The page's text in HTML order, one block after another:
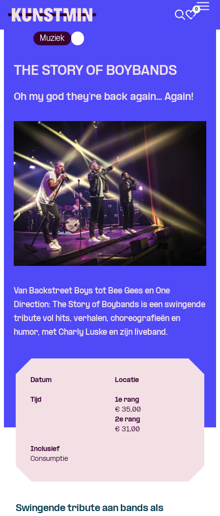
Skip navigatie
0
Muziek
THE STORY OF BOYBANDS
Oh my god they’re back again… Again!
Van Backstreet Boys tot Bee Gees en One
Direction: The Story of Boybands is een swingende
tribute vol hits, verhalen, choreografieën en
humor, met Charly Luske en zijn liveband.
Datum Locatie
Tijd
1e rang
€ 35,00
2e rang
€ 31,00
Inclusief
Consumptie
Swingende tribute aan bands als